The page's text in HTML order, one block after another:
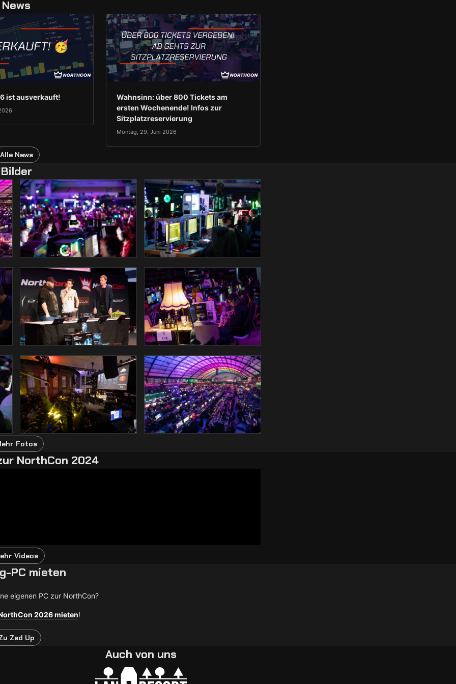
News
ist ausverkauft!
Wahnsinn: über 800 Tickets am
ersten Wochenende! Infos zur
Sitzplatzreservierung
Montag, 29. Juni 2026
Alle News
Bilder
Fotos
NorthCon 2024
Videos
PC mieten
eigenen PC zur NorthCon?
2026 mieten!
Zed Up
Auch von uns